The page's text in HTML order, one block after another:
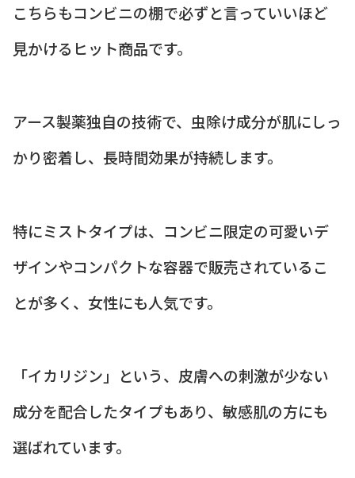
こちらもコンビニの棚で必ずと言っていいほど
見かけるヒット商品です。
アース製薬独自の技術で、虫除け成分が肌にしっ
かり密着し、長時間効果が持続します。
特にミストタイプは、コンビニ限定の可愛いデ
ザインやコンパクトな容器で販売されているこ
とが多く、女性にも人気です。
「イカリジン」という、皮膚への刺激が少ない
成分を配合したタイプもあり、敏感肌の方にも
選ばれています。